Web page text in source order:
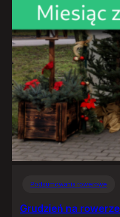
Podsumowania rowerowe
Grudzień na rowerze